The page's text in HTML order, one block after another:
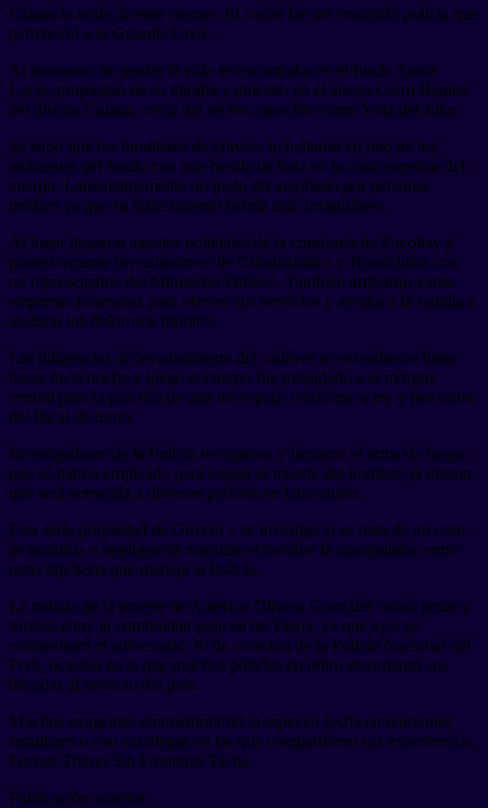
Calana la tarde de este viernes. El varón fue un conocido policía que
perteneció a la Guardia Civil.
Al momento de perder la vida se encontraba en el fundo Santa
Lucía, propiedad de su familia y ubicado en el anexo Cerro Blanco
del distrito Calana, cerca del sector conocido como Viña del Juku.
Se supo que los familiares de Olivera lo hallaron en uno de los
ambientes del fundo con una herida de bala en la zona superior del
cuerpo. Lamentablemente no pudo ser auxiliado por personal
médico ya que su fallecimiento habría sido instantáneo.
Al lugar llegaron agentes policiales de la comisaría de Pocollay y
posteriormente investigadores de Criminalística y Homicidios con
un representante del Ministerio Público. También arribaron varias
empresas funerarias para ofrecer sus servicios y ayudar a la familia a
acelerar los dolorosos trámites.
Las diligencias de levantamiento del cadáver se extendieron hasta
horas de la noche y luego el cuerpo fue trasladado a la morgue
central para la práctica de una necropsia, conforme a ley y por orden
del fiscal de turno.
Investigadores de la Policía recogieron y lacraron el arma de fuego
que se habría empleado para causar la muerte del hombre, la misma
que será sometida a diversas pericias en laboratorio.
Esta sería propiedad de Olivera y se investiga si se trata de un caso
de autólisis o negligencia mientras el hombre la manipulaba, entre
otras hipótesis que maneja la Policía.
La noticia de la muerte de Américo Olivera Gonzáles causó pesar y
tristeza entre la comunidad policial de Tacna, ya que ayer se
conmemoró el aniversario 36 de creación de la Policía Nacional del
Perú, ocasión en la que muchos policías en retiro recordaron sus
décadas al servicio del país.
Muchos exagentes conmemoraron la especial fecha en reuniones
familiares o con excolegas en las que compartieron sus experiencias.
Fuente: Diario Sin Fronteras Tacna
Publicación anterior